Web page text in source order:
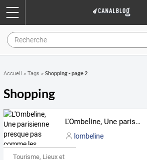
Accueil » Tags » Shopping - page 2
Shopping
L'Ombeline, Une parisienne presque pas comme les autres...
lombeline
Tourisme, Lieux et Événements